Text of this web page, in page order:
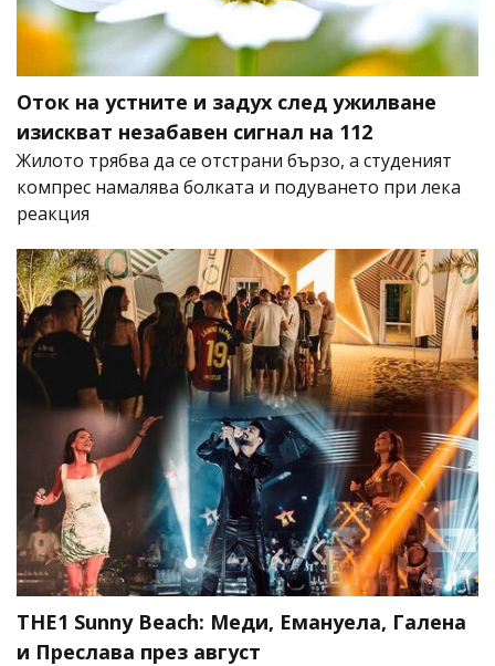
Оток на устните и задух след ужилване
изискват незабавен сигнал на 112
Жилото трябва да се отстрани бързо, а студеният
компрес намалява болката и подуването при лека
реакция
THE1 Sunny Beach: Меди, Емануела, Галена
и Преслава през август